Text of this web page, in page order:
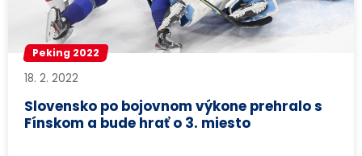
Peking 2022
18. 2. 2022
Slovensko po bojovnom výkone prehralo s
Fínskom a bude hrať o 3. miesto